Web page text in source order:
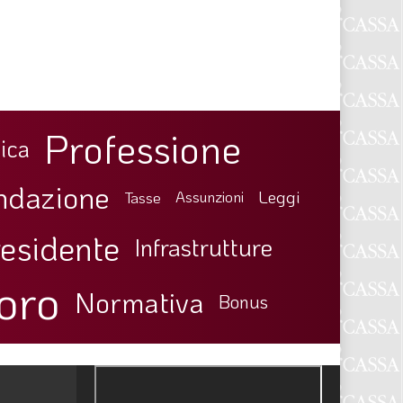
Professione
Tasse Assunzioni Leggi
Infrastrutture
Normativa Bonus